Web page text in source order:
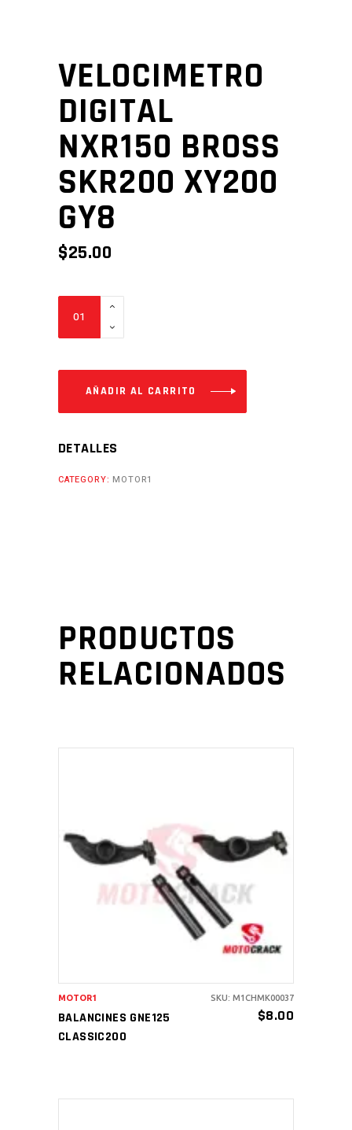
VELOCIMETRO
DIGITAL
NXR150 BROSS
SKR200 XY200
GY8
$25.00
VELOCIMETRO
BROSS
SKR200
XY200
Cantidad
AÑADIR AL CARRITO
DETALLES
CATEGORY: MOTOR1
PRODUCTOS
RELACIONADOS
AÑADIR AL CARRITO
BALANCINES GNE125
CLASSIC200
$8.00
MOTOR1 SKU: M1CHMK00037